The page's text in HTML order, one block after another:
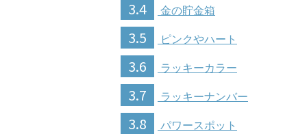
3.4 金の貯金箱
3.5 ピンクやハート
3.6 ラッキーカラー
3.7 ラッキーナンバー
3.8 パワースポット